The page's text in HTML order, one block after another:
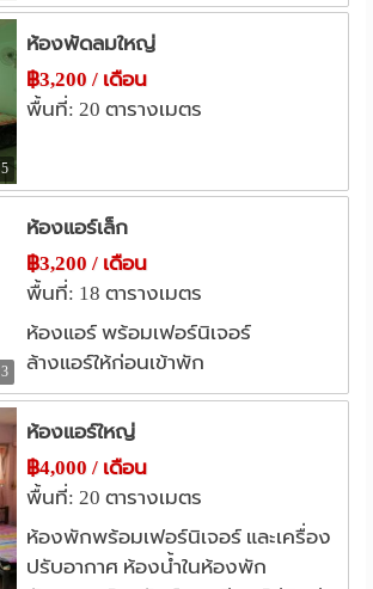
5
ห้องพัดลมใหญ่
฿3,200 / เดือน
พื้นที่: 20 ตารางเมตร
3
ห้องแอร์เล็ก
฿3,200 / เดือน
พื้นที่: 18 ตารางเมตร
ห้องแอร์ พร้อมเฟอร์นิเจอร์
ล้างแอร์ให้ก่อนเข้าพัก
ห้องแอร์ใหญ่
฿4,000 / เดือน
พื้นที่: 20 ตารางเมตร
ห้องพักพร้อมเฟอร์นิเจอร์ และเครื่อง
ปรับอากาศ ห้องน้ำในห้องพัก